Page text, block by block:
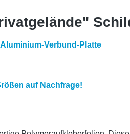
Verbund-Platte
auf Nachfrage!